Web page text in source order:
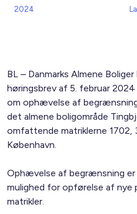
2024
BL – Danmarks Almene
høringsbrev af 5. februar
om ophævelse af
det almene boligområde
omfattende matriklerne 1702,
København.
Ophævelse af begrænsning er
mulighed for opførelse af
matrikler.